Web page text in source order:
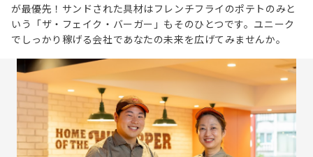
が最優先！サンドされた具材はフレンチフライのポテトのみと
いう「ザ・フェイク・バーガー」もそのひとつです。ユニーク
でしっかり稼げる会社であなたの未来を広げてみませんか。